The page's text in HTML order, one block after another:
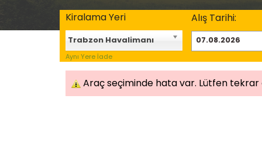
Kiralama Yeri
Trabzon Havalimanı
Aynı Yere İade
Alış Tarihi:
Araç seçiminde hata var. Lütfen tekrar